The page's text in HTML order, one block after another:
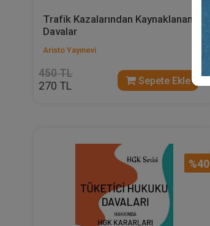
Trafik Kazalarından Kaynaklanan
Davalar
Aristo Yayınevi
450 TL
270 TL Sepete Ekle
%40